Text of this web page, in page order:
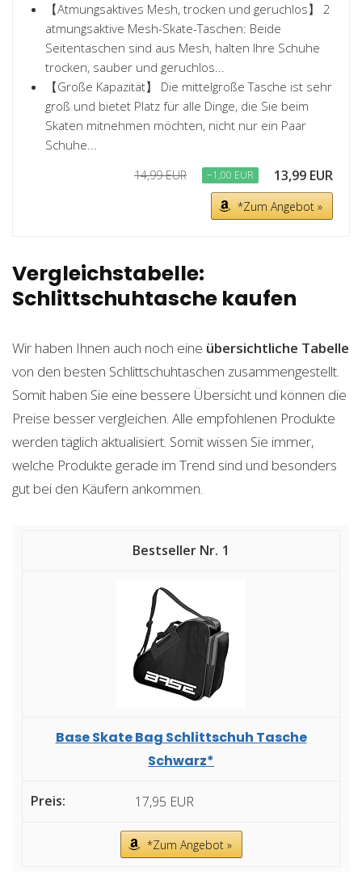
【Atmungsaktives Mesh, trocken und geruchlos】 2
atmungsaktive Mesh-Skate-Taschen: Beide
Seitentaschen sind aus Mesh, halten Ihre Schuhe
trocken, sauber und geruchlos...
【Große Kapazität】 Die mittelgroße Tasche ist sehr
groß und bietet Platz für alle Dinge, die Sie beim
Skaten mitnehmen möchten, nicht nur ein Paar
Schuhe...
14,99 EUR −1,00 EUR 13,99 EUR
*Zum Angebot »
Vergleichstabelle:
Schlittschuhtasche kaufen
Wir haben Ihnen auch noch eine übersichtliche Tabelle
von den besten Schlittschuhtaschen zusammengestellt.
Somit haben Sie eine bessere Übersicht und können die
Preise besser vergleichen. Alle empfohlenen Produkte
werden täglich aktualisiert. Somit wissen Sie immer,
welche Produkte gerade im Trend sind und besonders
gut bei den Käufern ankommen.
1
Base Skate Bag Schlittschuh Tasche
Schwarz*
17,95 EUR
*Zum Angebot »